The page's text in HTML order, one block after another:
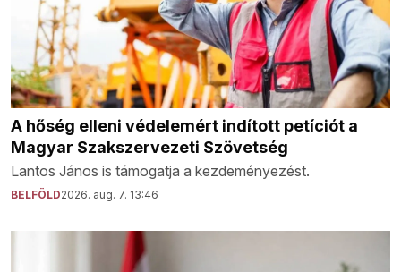
A hőség elleni védelemért indított petíciót a
Magyar Szakszervezeti Szövetség
Lantos János is támogatja a kezdeményezést.
BELFÖLD2026. aug. 7. 13:46